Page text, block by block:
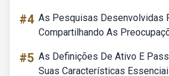
#4 As Pesquisas Desenvolvidas
Compartilhando As
#5 As Definições De Ativo E
Suas Características